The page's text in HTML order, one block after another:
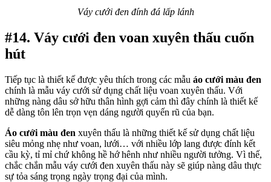
Váy cưới đen đính đá lấp lánh
#14. Váy cưới đen voan xuyên thấu cuốn
hút
Tiếp tục là thiết kế được yêu thích trong các mẫu áo cưới màu đen
chính là mẫu váy cưới sử dụng chất liệu voan xuyên thấu. Với
những nàng dâu sở hữu thân hình gợi cảm thì đây chính là thiết kế
dễ dàng tôn lên trọn vẹn dáng người quyến rũ của bạn.
Áo cưới màu đen xuyên thấu là những thiết kế sử dụng chất liệu
siêu mỏng nhẹ như voan, lưới… với nhiều lớp lang được đính kết
cầu kỳ, tỉ mỉ chứ không hề hớ hênh như nhiều người tưởng. Vì thế,
chắc chắn mẫu váy cưới đen xuyên thấu này sẽ giúp nàng dâu thực
sự tỏa sáng trọng ngày trọng đại của mình.